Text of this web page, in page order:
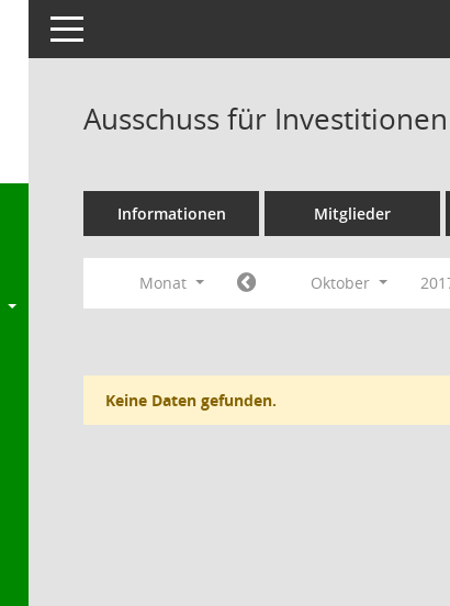
Toggle navigation
Ausschuss für
Informationen Mitglieder
Monat Oktober
Keine Daten gefunden.